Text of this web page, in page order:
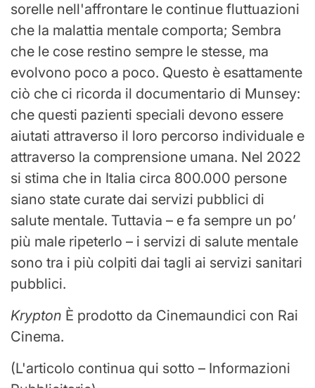
sorelle nell'affrontare le continue fluttuazioni
che la malattia mentale comporta; Sembra
che le cose restino sempre le stesse, ma
evolvono poco a poco. Questo è esattamente
ciò che ci ricorda il documentario di Munsey:
che questi pazienti speciali devono essere
aiutati attraverso il loro percorso individuale e
attraverso la comprensione umana. Nel 2022
si stima che in Italia circa 800.000 persone
siano state curate dai servizi pubblici di
salute mentale. Tuttavia – e fa sempre un po’
più male ripeterlo – i servizi di salute mentale
sono tra i più colpiti dai tagli ai servizi sanitari
pubblici.
Krypton È prodotto da Cinemaundici con Rai
Cinema.
(L'articolo continua qui sotto – Informazioni